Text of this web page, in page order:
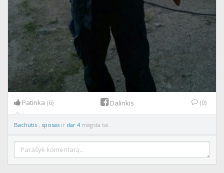
Patinka (6) Dalinkis (0)
Bachutis , sposas ir dar 4mėgsta tai.